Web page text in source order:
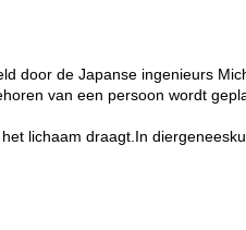
door de Japanse ingenieurs
van een persoon wordt
lichaam draagt.In